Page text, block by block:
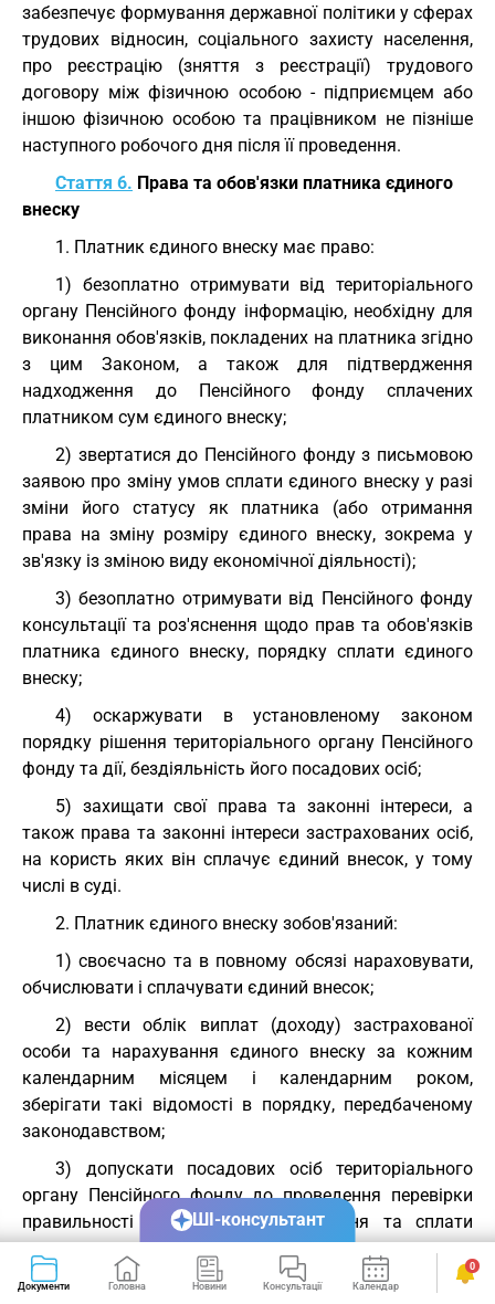
забезпечує формування державної політики у сферах
трудових відносин, соціального захисту населення,
про реєстрацію (зняття з реєстрації) трудового
договору між фізичною особою - підприємцем або
іншою фізичною особою та працівником не пізніше
наступного робочого дня після її проведення.
Стаття 6. Права та обов'язки платника єдиного
внеску
1. Платник єдиного внеску має право:
1) безоплатно отримувати від територіального
органу Пенсійного фонду інформацію, необхідну для
виконання обов'язків, покладених на платника згідно
з цим Законом, а також для підтвердження
надходження до Пенсійного фонду сплачених
платником сум єдиного внеску;
2) звертатися до Пенсійного фонду з письмовою
заявою про зміну умов сплати єдиного внеску у разі
зміни його статусу як платника (або отримання
права на зміну розміру єдиного внеску, зокрема у
зв'язку із зміною виду економічної діяльності);
3) безоплатно отримувати від Пенсійного фонду
консультації та роз'яснення щодо прав та обов'язків
платника єдиного внеску, порядку сплати єдиного
внеску;
4) оскаржувати в установленому законом
порядку рішення територіального органу Пенсійного
фонду та дії, бездіяльність його посадових осіб;
5) захищати свої права та законні інтереси, а
також права та законні інтереси застрахованих осіб,
на користь яких він сплачує єдиний внесок, у тому
числі в суді.
2. Платник єдиного внеску зобов'язаний:
1) своєчасно та в повному обсязі нараховувати,
обчислювати і сплачувати єдиний внесок;
2) вести облік виплат (доходу) застрахованої
особи та нарахування єдиного внеску за кожним
календарним місяцем і календарним роком,
зберігати такі відомості в порядку, передбаченому
законодавством;
3) допускати посадових осіб територіального
органу Пенсійного фонду до проведення перевірки
правильності нарахування, обчислення та сплати
єдиного внеску за наявності направлення на
перевірку та посвідчення осіб, надавати їм
Документи Головна Новини Консультації Календар Сервіси
0
ШІ-консультант